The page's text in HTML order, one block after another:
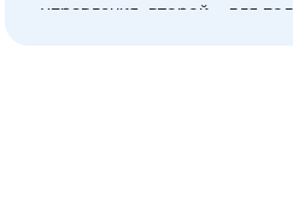
управления, второй – для